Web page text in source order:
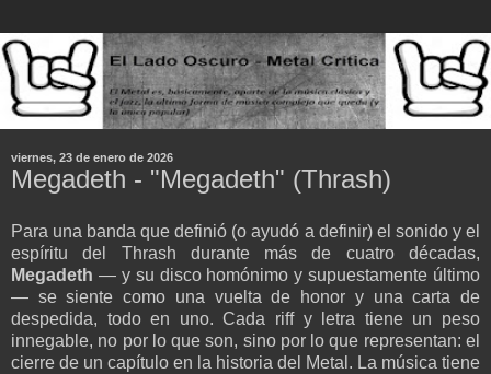
viernes, 23 de enero de 2026
Megadeth - "Megadeth" (Thrash)
Para una banda que definió (o ayudó a definir) el sonido y el
espíritu del Thrash durante más de cuatro décadas,
Megadeth — y su disco homónimo y supuestamente último
— se siente como una vuelta de honor y una carta de
despedida, todo en uno. Cada riff y letra tiene un peso
innegable, no por lo que son, sino por lo que representan: el
cierre de un capítulo en la historia del Metal. La música tiene